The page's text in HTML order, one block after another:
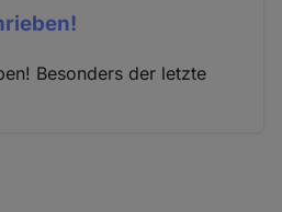
Besonders der letzte